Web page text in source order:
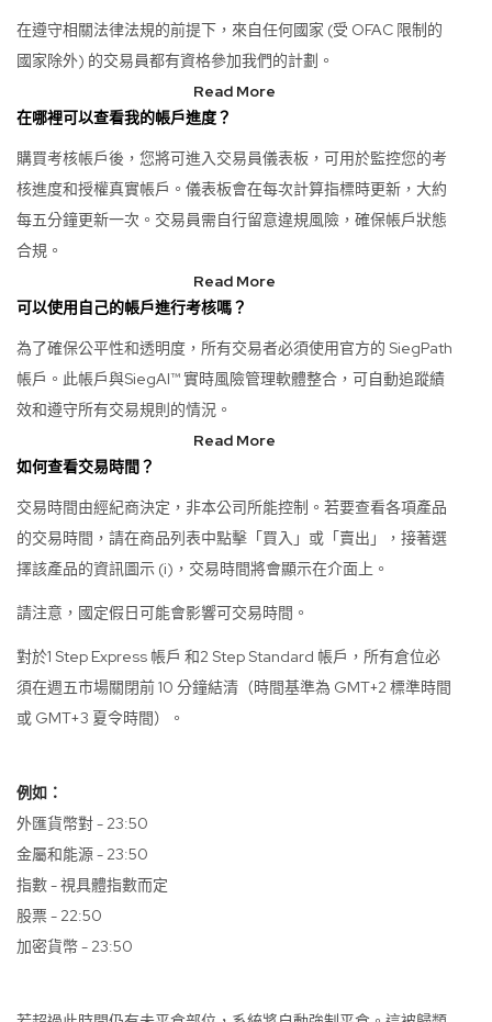
在遵守相關法律法規的前提下，來自任何國家 (受 OFAC 限制的
國家除外) 的交易員都有資格參加我們的計劃。
Read More
在哪裡可以查看我的帳戶進度？
購買考核帳戶後，您將可進入交易員儀表板，可用於監控您的考
核進度和授權真實帳戶。儀表板會在每次計算指標時更新，大約
每五分鐘更新一次。交易員需自行留意違規風險，確保帳戶狀態
合規。
Read More
可以使用自己的帳戶進行考核嗎？
為了確保公平性和透明度，所有交易者必須使用官方的 SiegPath
帳戶。此帳戶與SiegAI™ 實時風險管理軟體整合，可自動追蹤績
效和遵守所有交易規則的情況。
Read More
如何查看交易時間？
交易時間由經紀商決定，非本公司所能控制。若要查看各項產品
的交易時間，請在商品列表中點擊「買入」或「賣出」，接著選
擇該產品的資訊圖示 (i)，交易時間將會顯示在介面上。
請注意，國定假日可能會影響可交易時間。
對於1 Step Express 帳戶 和2 Step Standard 帳戶，所有倉位必
須在週五市場關閉前 10 分鐘結清（時間基準為 GMT+2 標準時間
或 GMT+3 夏令時間）。
例如：
外匯貨幣對 - 23:50
金屬和能源 - 23:50
指數 - 視具體指數而定
股票 - 22:50
加密貨幣 - 23:50